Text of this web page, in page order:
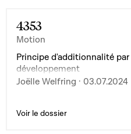
4353
Motion
Principe d'additionnalité
développement
Joëlle Welfring · 03.07.2024
Voir le dossier